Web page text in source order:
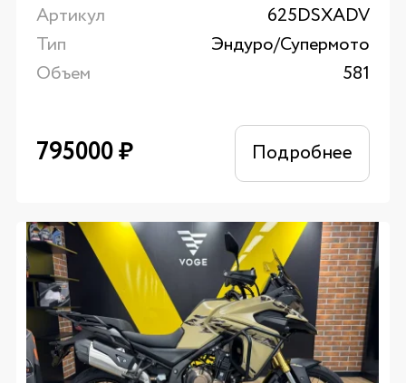
Артикул
625DSXADV
Тип
Эндуро/Супермото
Объем
581
795000₽ Подробнее